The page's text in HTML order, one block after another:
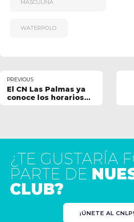
MASCULINA
WATERPOLO
PREVIOUS
El CN Las Palmas ya
conoce los horarios
¿TE GUSTARÍA
PARTE DE
CLUB?
¡ÚNETE AL CNLP!